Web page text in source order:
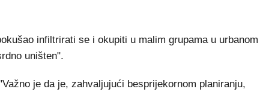
infiltrirati se i okupiti u malim grupama u urbanom
uništen".
je da je, zahvaljujući besprijekornom planiranju,